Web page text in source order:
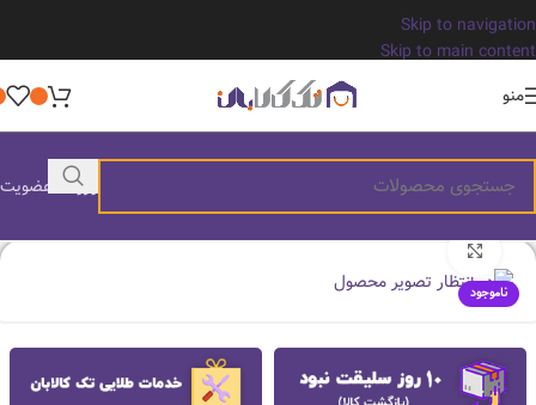
Skip to navigation
Skip to main content
منو
ورود / عضویت
ناموجود